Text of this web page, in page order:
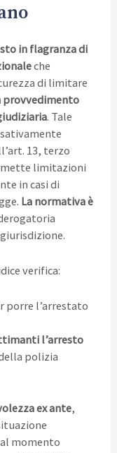
in flagranza di
che
di limitare
provvedimento
. Tale
13, terzo
limitazioni
in casi di
La normativa è
verifica:
porre l’arrestato
l’arresto
polizia
ex ante,
momento